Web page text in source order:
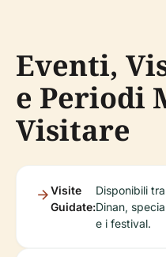
Eventi,
e Periodi
Visitare
Visite
Guidate:
Disponibili
Dinan,
e i festival.